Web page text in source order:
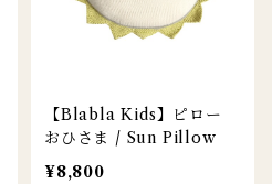
【Blabla Kids】ピロー
おひさま / Sun Pillow
¥8,800